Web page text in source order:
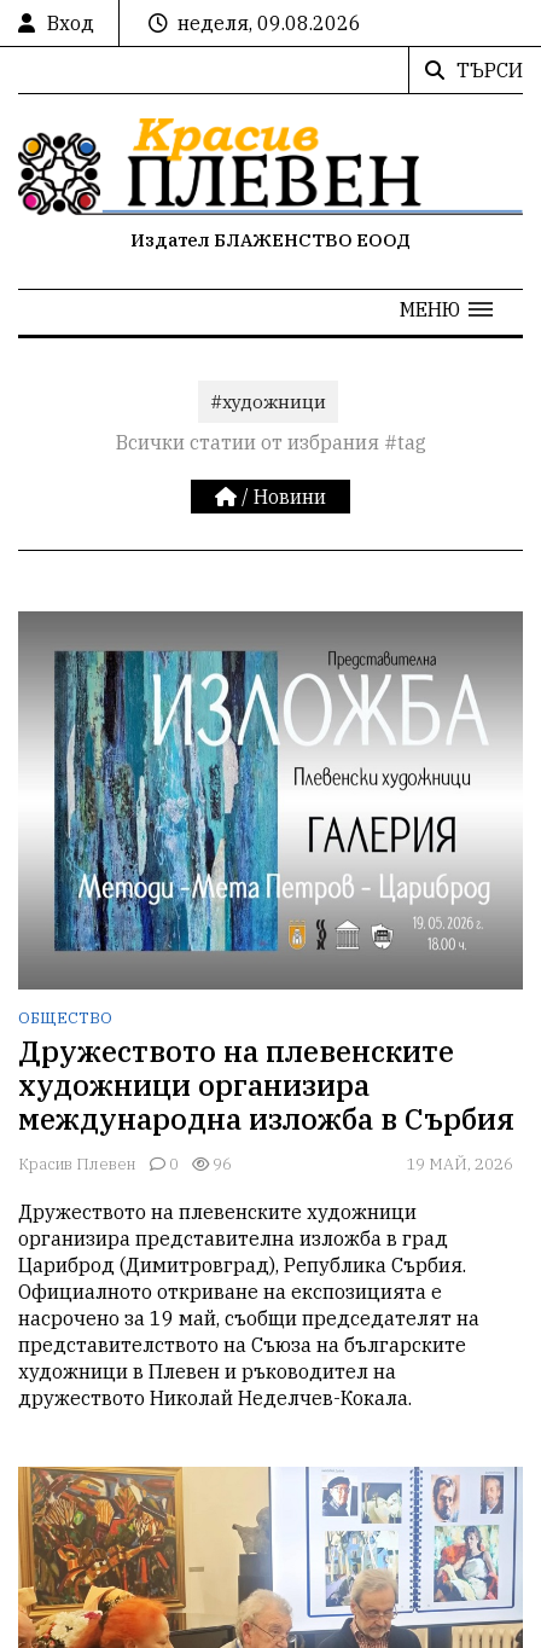
Вход
неделя, 09.08.2026
ТЪРСИ
Издател БЛАЖЕНСТВО ЕООД
МЕНЮ
#художници
Всички статии от избрания #tag
/ Новини
ОБЩЕСТВО
Дружеството на плевенските
художници организира
международна изложба в Сърбия
Красив Плевен 0 96 19 МАЙ, 2026
Дружеството на плевенските художници
организира представителна изложба в град
Цариброд (Димитровград), Република Сърбия.
Официалното откриване на експозицията е
насрочено за 19 май, съобщи председателят на
представителството на Съюза на българските
художници в Плевен и ръководител на
дружеството Николай Неделчев-Кокала.